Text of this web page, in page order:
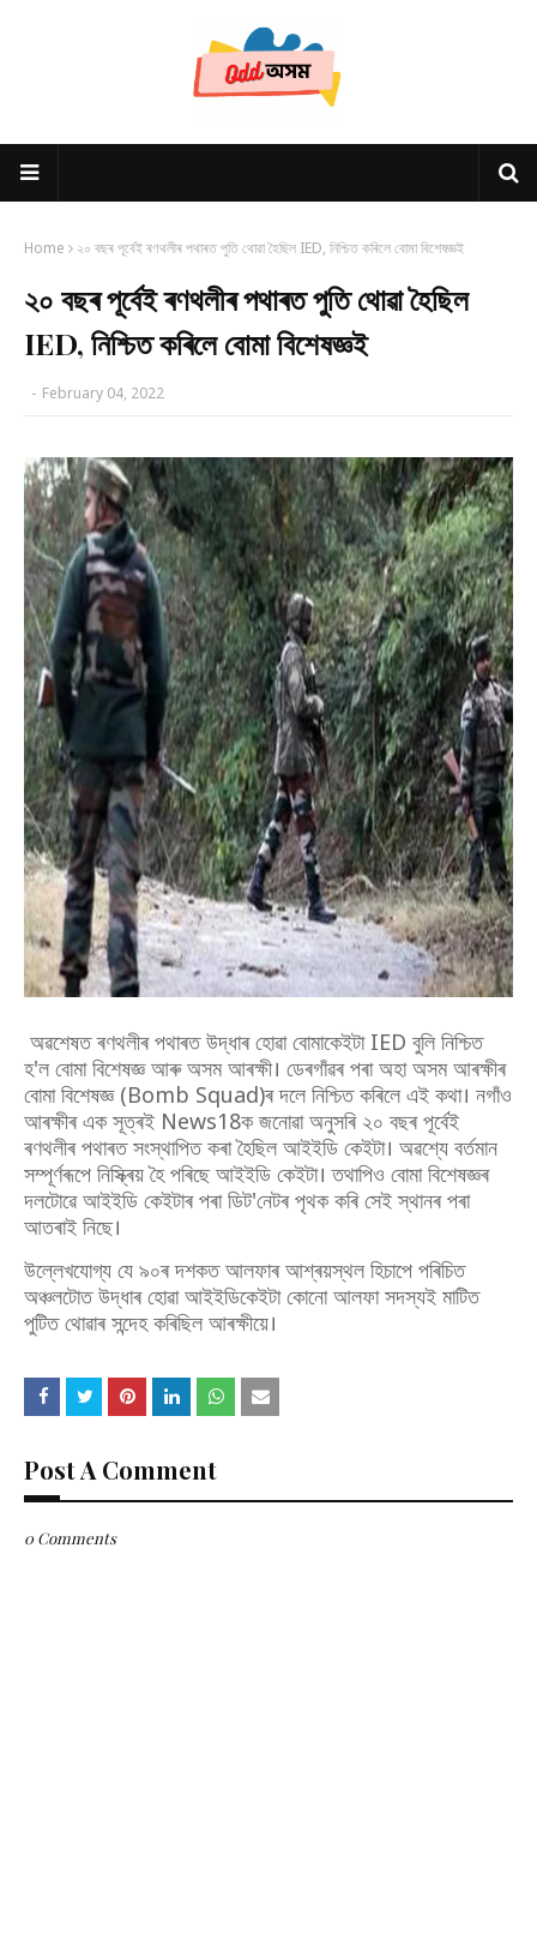
Home ২০ বছৰ পূৰ্বেই ৰণথলীৰ পথাৰত পুতি থোৱা হৈছিল IED, নিশ্চিত কৰিলে বোমা বিশেষজ্ঞই
২০ বছৰ পূৰ্বেই ৰণথলীৰ পথাৰত পুতি থোৱা হৈছিল
IED, নিশ্চিত কৰিলে বোমা বিশেষজ্ঞই
- February 04, 2022
অৱশেষত ৰণথলীৰ পথাৰত উদ্ধাৰ হোৱা বোমাকেইটা IED বুলি নিশ্চিত
হ'ল বোমা বিশেষজ্ঞ আৰু অসম আৰক্ষী। ডেৰগাঁৱৰ পৰা অহা অসম আৰক্ষীৰ
বোমা বিশেষজ্ঞ (Bomb Squad)ৰ দলে নিশ্চিত কৰিলে এই কথা। নগাঁও
আৰক্ষীৰ এক সূত্ৰই News18ক জনোৱা অনুসৰি ২০ বছৰ পূৰ্বেই
ৰণথলীৰ পথাৰত সংস্থাপিত কৰা হৈছিল আইইডি কেইটা। অৱশ্যে বৰ্তমান
সম্পূৰ্ণৰূপে নিস্ক্ৰিয় হৈ পৰিছে আইইডি কেইটা। তথাপিও বোমা বিশেষজ্ঞৰ
দলটোৱে আইইডি কেইটাৰ পৰা ডিট'নেটৰ পৃথক কৰি সেই স্থানৰ পৰা
আতৰাই নিছে।
উল্লেখযোগ্য যে ৯০ৰ দশকত আলফাৰ আশ্ৰয়স্থল হিচাপে পৰিচিত
অঞ্চলটোত উদ্ধাৰ হোৱা আইইডিকেইটা কোনো আলফা সদস্যই মাটিত
পুটিত থোৱাৰ সন্দেহ কৰিছিল আৰক্ষীয়ে।
Post A Comment
0 Comments